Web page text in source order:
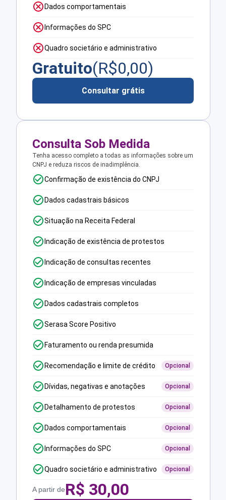
Dados comportamentais
Informações do SPC
Quadro societário e administrativo
Gratuito(R$0,00)
Consultar grátis
Consulta Sob Medida
Tenha acesso completo a todas as informações sobre um
CNPJ e reduza riscos de inadimplência.
Confirmação de existência do CNPJ
Dados cadastrais básicos
Situação na Receita Federal
Indicação de existência de protestos
Indicação de consultas recentes
Indicação de empresas vinculadas
Dados cadastrais completos
Serasa Score Positivo
Faturamento ou renda presumida
Recomendação e limite de crédito Opcional
Dívidas, negativas e anotações Opcional
Detalhamento de protestos Opcional
Dados comportamentais Opcional
Informações do SPC Opcional
Quadro societário e administrativo Opcional
A partir deR$ 30,00